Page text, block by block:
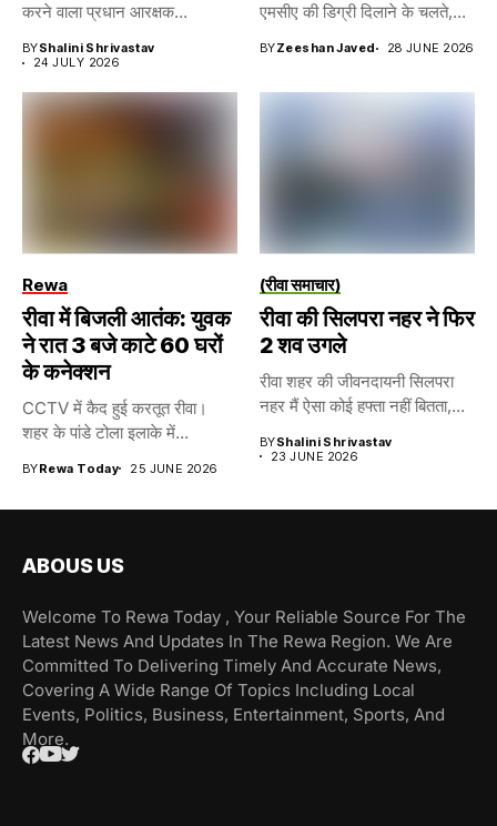
करने वाला प्रधान आरक्षक...
BYShalini Shrivastav
24 JULY 2026
एमसीए की डिग्री दिलाने के चलते,...
BYZeeshan Javed 28 JUNE 2026
Rewa
रीवा में बिजली आतंक: युवक
ने रात 3 बजे काटे 60 घरों
के कनेक्शन
CCTV में कैद हुई करतूत रीवा।
शहर के पांडे टोला इलाके में...
BYRewa Today 25 JUNE 2026
(रीवा समाचार)
रीवा की सिलपरा नहर ने फिर
2 शव उगले
रीवा शहर की जीवनदायनी सिलपरा
नहर मैं ऐसा कोई हफ्ता नहीं बितता,...
BYShalini Shrivastav
23 JUNE 2026
ABOUS US
Welcome To Rewa Today , Your Reliable Source For The
Latest News And Updates In The Rewa Region. We Are
Committed To Delivering Timely And Accurate News,
Covering A Wide Range Of Topics Including Local
Events, Politics, Business, Entertainment, Sports, And
More.